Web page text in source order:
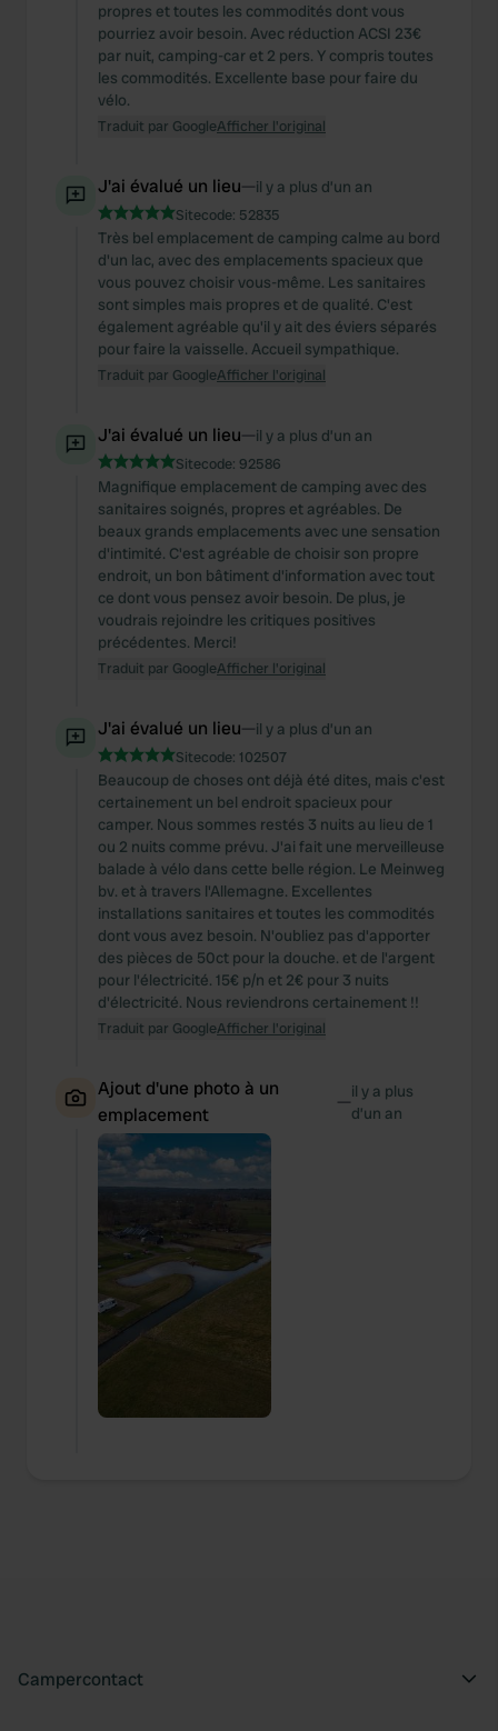
propres et toutes les commodités dont vous
pourriez avoir besoin. Avec réduction ACSI 23€
par nuit, camping-car et 2 pers. Y compris toutes
les commodités. Excellente base pour faire du
vélo.
Traduit par GoogleAfficher l'original
J'ai évalué un lieu—il y a plus d’un an
Sitecode: 52835
Très bel emplacement de camping calme au bord
d'un lac, avec des emplacements spacieux que
vous pouvez choisir vous-même. Les sanitaires
sont simples mais propres et de qualité. C'est
également agréable qu'il y ait des éviers séparés
pour faire la vaisselle. Accueil sympathique.
Traduit par GoogleAfficher l'original
J'ai évalué un lieu—il y a plus d’un an
Sitecode: 92586
Magnifique emplacement de camping avec des
sanitaires soignés, propres et agréables. De
beaux grands emplacements avec une sensation
d'intimité. C'est agréable de choisir son propre
endroit, un bon bâtiment d'information avec tout
ce dont vous pensez avoir besoin. De plus, je
voudrais rejoindre les critiques positives
précédentes. Merci!
Traduit par GoogleAfficher l'original
J'ai évalué un lieu—il y a plus d’un an
Sitecode: 102507
Beaucoup de choses ont déjà été dites, mais c'est
certainement un bel endroit spacieux pour
camper. Nous sommes restés 3 nuits au lieu de 1
ou 2 nuits comme prévu. J'ai fait une merveilleuse
balade à vélo dans cette belle région. Le Meinweg
bv. et à travers l'Allemagne. Excellentes
installations sanitaires et toutes les commodités
dont vous avez besoin. N'oubliez pas d'apporter
des pièces de 50ct pour la douche. et de l'argent
pour l'électricité. 15€ p/n et 2€ pour 3 nuits
d'électricité. Nous reviendrons certainement !!
Traduit par GoogleAfficher l'original
Ajout d'une photo à un
emplacement
—il y a plus
d’un an
Campercontact